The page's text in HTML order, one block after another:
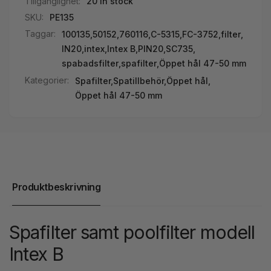
SKU:
PE135
Taggar:
100135 50152 760116 C-5315 FC-3752 filter
IN20 intex Intex B PIN20 SC735
spabadsfilter spafilter Öppet hål 47-50 mm
Kategorier:
Spafilter, Spatillbehör, Öppet hål,
Öppet hål 47-50 mm
Produktbeskrivning
Spafilter samt poolfilter modell
Intex B